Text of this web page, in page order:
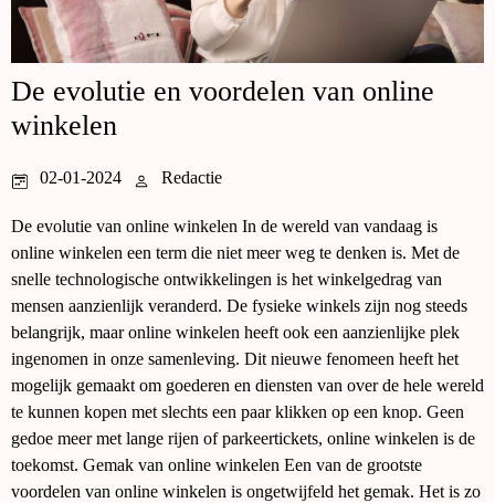
De evolutie en voordelen van online
winkelen
02-01-2024 Redactie
De evolutie van online winkelen In de wereld van vandaag is
online winkelen een term die niet meer weg te denken is. Met de
snelle technologische ontwikkelingen is het winkelgedrag van
mensen aanzienlijk veranderd. De fysieke winkels zijn nog steeds
belangrijk, maar online winkelen heeft ook een aanzienlijke plek
ingenomen in onze samenleving. Dit nieuwe fenomeen heeft het
mogelijk gemaakt om goederen en diensten van over de hele wereld
te kunnen kopen met slechts een paar klikken op een knop. Geen
gedoe meer met lange rijen of parkeertickets, online winkelen is de
toekomst. Gemak van online winkelen Een van de grootste
voordelen van online winkelen is ongetwijfeld het gemak. Het is zo